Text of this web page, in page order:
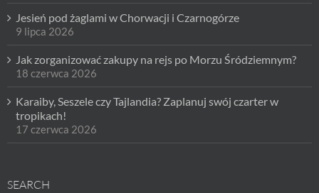
Jesień pod żaglami w Chorwacji i Czarnogórze
9 lipca 2026
Jak zorganizować zakupy na rejs po Morzu Śródziemnym?
18 czerwca 2026
Karaiby, Seszele czy Tajlandia? Zaplanuj swój czarter w
tropikach!
17 czerwca 2026
SEARCH